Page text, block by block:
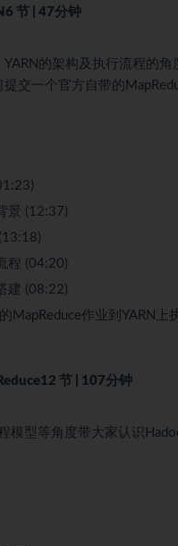
6 节 | 47分钟
YARN的架构及执行流程的
交一个官方自带的
景 (12:37)
程 (04:20)
建 (08:22)
MapReduce作业到YARN上
12 节 | 107分钟
模型等角度带大家认识